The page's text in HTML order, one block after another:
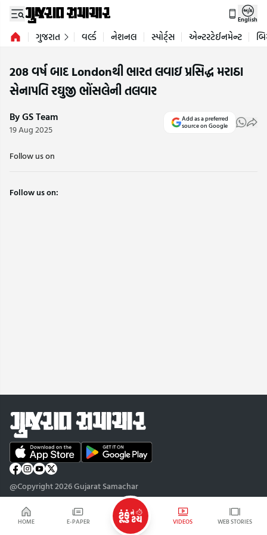
HOME E-PAPER VIDEOS WEB STORIES
English
ગુજરાત વર્લ્ડ નેશનલ સ્પોર્ટ્સ એન્ટરટેઈનમેન્ટ
208 વર્ષ બાદ Londonથી ભારત લવાઇ પ્રસિદ્ધ મરાઠા
સેનાપતિ રઘુજી ભોંસલેની તલવાર
By GS Team
19 Aug 2025
Add as a preferred
source on Google
Follow us on
Follow us on:
@Copyright 2026 Gujarat Samachar